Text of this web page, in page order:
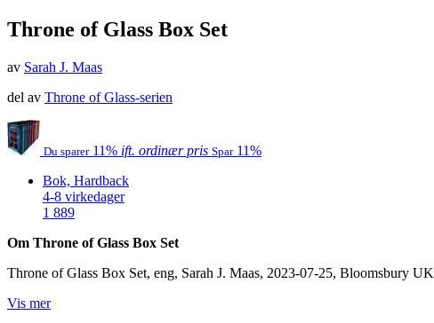
Throne of Glass Box Set
av Sarah J. Maas
del av Throne of Glass-serien
Du sparer 11% ift. ordinær pris Spar 11%
Bok, Hardback
4-8 virkedager
1 889
Om Throne of Glass Box Set
Throne of Glass Box Set, eng, Sarah J. Maas, 2023-07-25, Bloomsbury UK
Vis mer